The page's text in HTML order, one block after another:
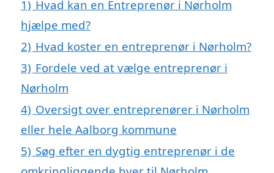
1) Hvad kan en Entreprenør i Nørholm
hjælpe med?
2) Hvad koster en entreprenør i Nørholm?
3) Fordele ved at vælge entreprenør i
Nørholm
4) Oversigt over entreprenører i Nørholm
eller hele Aalborg kommune
5) Søg efter en dygtig entreprenør i de